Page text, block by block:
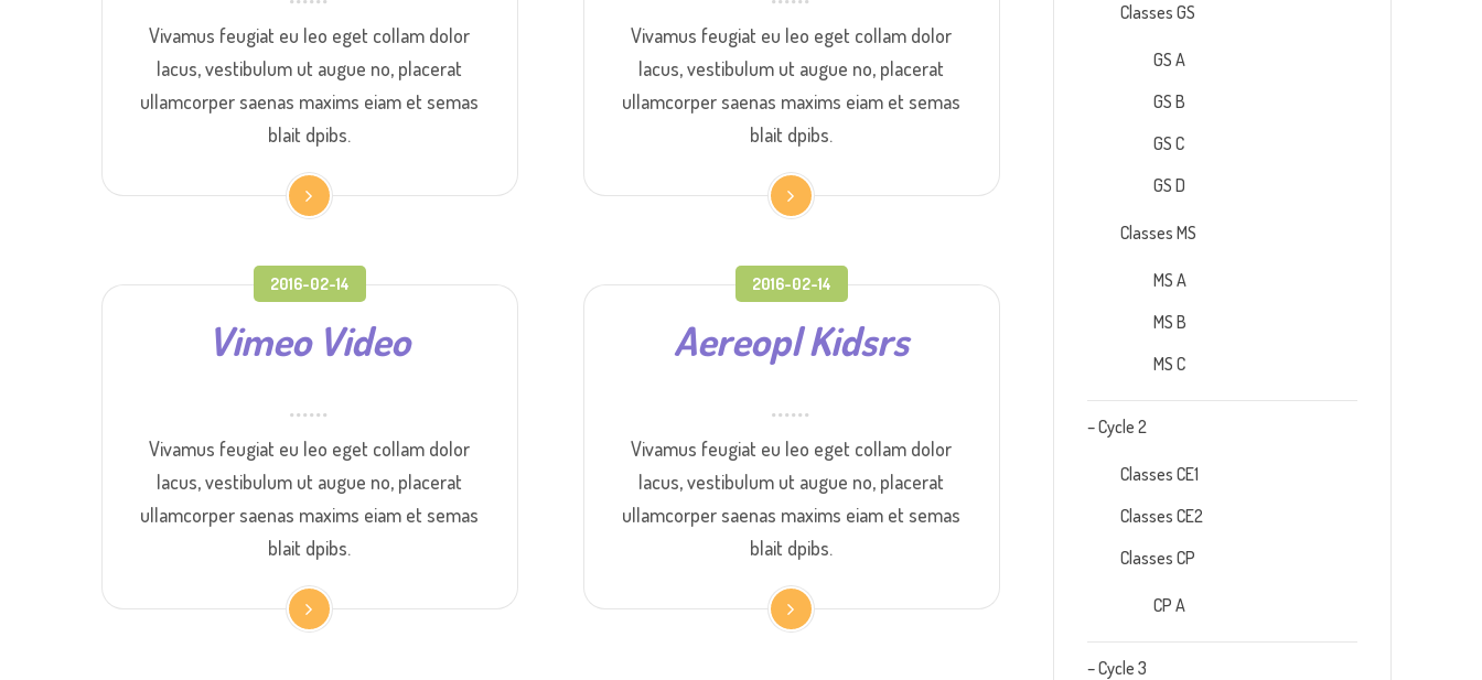
Vivamus feugiat eu leo eget collam dolor
lacus, vestibulum ut augue no, placerat
ullamcorper saenas maxims eiam et semas
blait dpibs.
Vivamus feugiat eu leo eget collam dolor
lacus, vestibulum ut augue no, placerat
ullamcorper saenas maxims eiam et semas
blait dpibs.
2016-02-14
Vimeo Video
Vivamus feugiat eu leo eget collam dolor
lacus, vestibulum ut augue no, placerat
ullamcorper saenas maxims eiam et semas
blait dpibs.
2016-02-14
Aereopl Kidsrs
Vivamus feugiat eu leo eget collam dolor
lacus, vestibulum ut augue no, placerat
ullamcorper saenas maxims eiam et semas
blait dpibs.
Classes GS
GS A
GS B
GS C
GS D
Classes MS
MS A
MS B
MS C
– Cycle 2
Classes CE1
Classes CE2
Classes CP
CP A
– Cycle 3